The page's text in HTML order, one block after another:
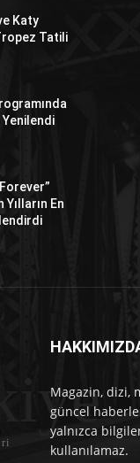
Katy
Tatili
En
Magazin, dizi,
güncel
yalnızca
kullanılamaz.